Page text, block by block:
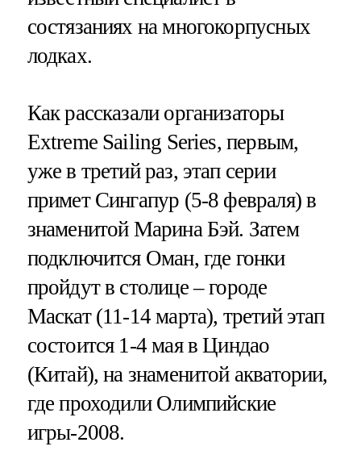
состязаниях на многокорпусных
лодках.
Как рассказали организаторы
Extreme Sailing Series, первым,
уже в третий раз, этап серии
примет Сингапур (5-8 февраля) в
знаменитой Марина Бэй. Затем
подключится Оман, где гонки
пройдут в столице – городе
Маскат (11-14 марта), третий этап
состоится 1-4 мая в Циндао
(Китай), на знаменитой акватории,
где проходили Олимпийские
игры-2008.